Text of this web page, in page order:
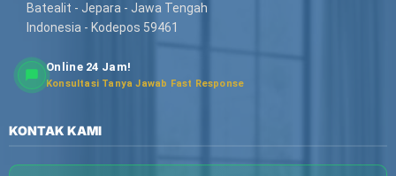
Batealit - Jepara - Jawa Tengah
Indonesia - Kodepos 59461
Online 24 Jam!
Konsultasi Tanya Jawab Fast Response
KONTAK KAMI